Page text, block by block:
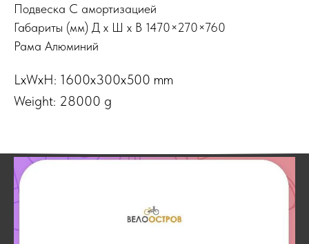
Подвеска С амортизацией
Габариты (мм) Д x Ш x В 1470×270×760
Рама Алюминий
LxWxH: 1600x300x500 mm
Weight: 28000 g